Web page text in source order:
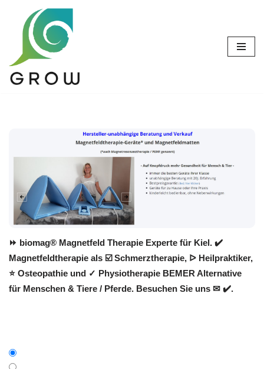
Zum
springen
⏩ biomag® Magnetfeld Therapie Experte für Kiel. ✔️
Magnetfeldtherapie als ☑️ Schmerztherapie, ᐅ Heilpraktiker,
⭐ Osteopathie und ✓ Physiotherapie BEMER Alternative
für Menschen & Tiere / Pferde. Besuchen Sie uns ✉ ✔️.